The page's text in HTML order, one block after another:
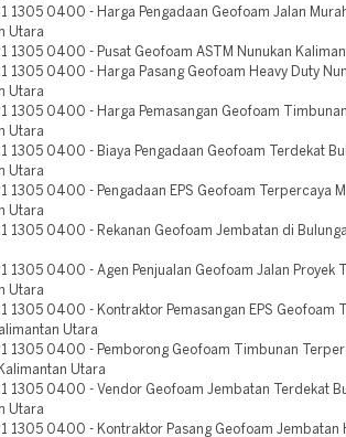
1305 0400 - Harga Pengadaan Geofoam Jalan
Utara
1305 0400 - Pusat Geofoam ASTM Nunukan
1305 0400 - Harga Pasang Geofoam Heavy Duty
Utara
1305 0400 - Harga Pemasangan Geofoam
Utara
1305 0400 - Biaya Pengadaan Geofoam Terdekat
Utara
1305 0400 - Pengadaan EPS Geofoam Terpercaya
Utara
1305 0400 - Rekanan Geofoam Jembatan di
1305 0400 - Agen Penjualan Geofoam Jalan Proyek
Utara
1305 0400 - Kontraktor Pemasangan EPS Geofoam
Utara
1305 0400 - Pemborong Geofoam Timbunan
Utara
1305 0400 - Vendor Geofoam Jembatan Terdekat
Utara
1305 0400 - Kontraktor Pasang Geofoam Jembatan